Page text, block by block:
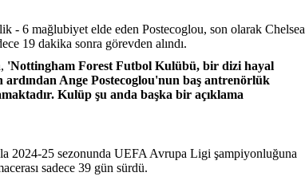
- 6 mağlubiyet elde eden Postecoglou, son olarak Chelsea
19 dakika sonra görevden alındı.
'Nottingham Forest Futbol Kulübü, bir dizi hayal
ardından Ange Postecoglou'nun baş antrenörlük
Kulüp şu anda başka bir açıklama
2024-25 sezonunda UEFA Avrupa Ligi şampiyonluğuna
sadece 39 gün sürdü.